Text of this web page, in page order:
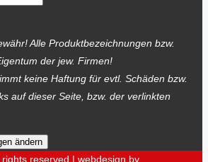
Alle Produktbezeichnungen bzw.
der jew. Firmen!
keine Haftung für evtl. Schäden bzw.
auf dieser Seite, bzw. der verlinkten
ändern
reserved | webdesign by